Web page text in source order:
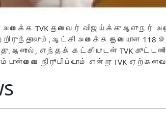
TVK தலைவர் விஜய்க்கு ஆளுநர்
ஆட்சி அமைக்க தேவையான
ஆனால், எந்தக் கட்சியுடன் TVK
நிரூபிப்போம் என்று TVK